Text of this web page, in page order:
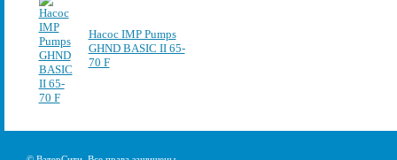
Насос IMP Pumps
GHND BASIC II 65-
70 F